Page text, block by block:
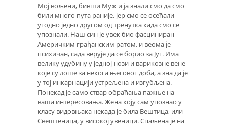
Мој вољени, бивши Муж и ја знали смо да смо
били много пута раније, јер смо се осећали
угодно једно другом од тренутка када смо се
упознали. Наш син је увек био фасциниран
Америчким грађанским ратом, и веома је
психичан, сада верује да се борио за Југ. Има
велику удубину у једној нози и варикозне вене
које су лоше за некога његовог доба, а зна да је
у тој инкарнацији устрељена и изгубљена.
Понекад је само ствар обраћања пажње на
ваша интересовања. Жена коју сам упознао у
класу видовњака некада је била Вештица, или
Свештеница, у високој увеници. Спаљена је на